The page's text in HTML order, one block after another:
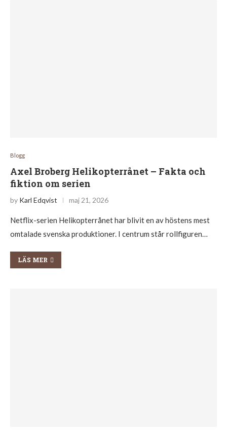
Blogg
Axel Broberg Helikopterrånet – Fakta och
fiktion om serien
by Karl Edqvist maj 21, 2026
Netflix-serien Helikopterrånet har blivit en av höstens mest
omtalade svenska produktioner. I centrum står rollfiguren…
LÄS MER